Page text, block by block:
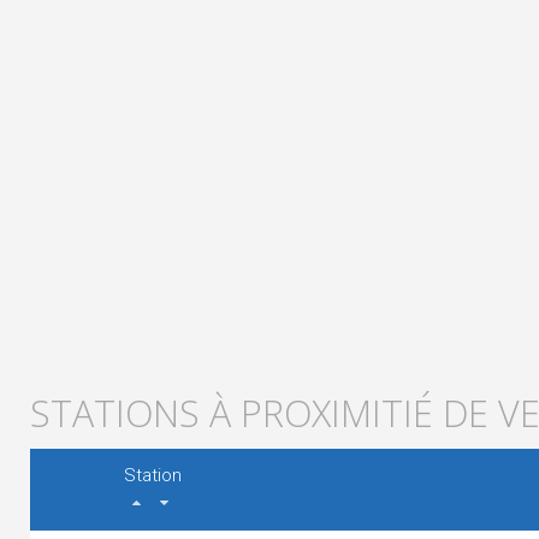
STATIONS À PROXIMITIÉ DE
Station